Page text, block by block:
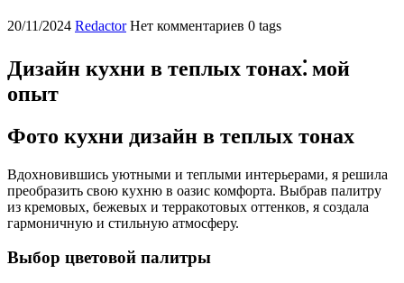
20/11/2024 Redactor Нет комментариев 0 tags
Дизайн кухни в теплых тонах⁚ мой
опыт
Фото кухни дизайн в теплых тонах
Вдохновившись уютными и теплыми интерьерами, я решила
преобразить свою кухню в оазис комфорта. Выбрав палитру
из кремовых, бежевых и терракотовых оттенков, я создала
гармоничную и стильную атмосферу.
Выбор цветовой палитры